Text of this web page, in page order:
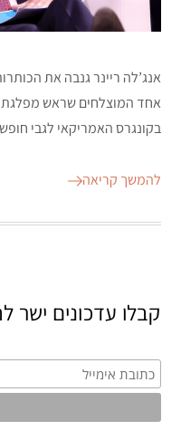
אנג’לה ריינר גנבה את
אחד המוצלחים שראש מפלגת
בקונגרס האמריקאי לגבי
להמשך קריאה
קבלו עדכונים ישר